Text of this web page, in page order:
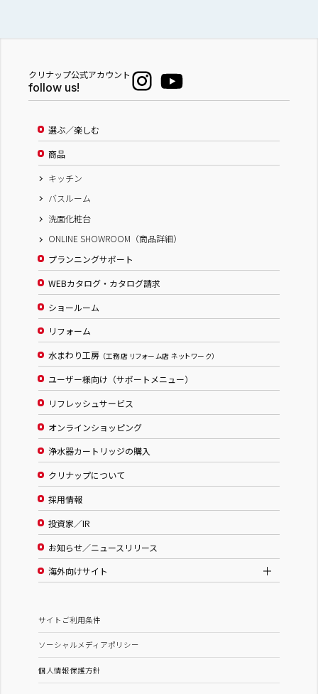
クリナップ公式アカウント
follow us!
選ぶ／楽しむ
商品
キッチン
バスルーム
洗面化粧台
ONLINE SHOWROOM（商品詳細）
プランニングサポート
WEBカタログ・カタログ請求
ショールーム
リフォーム
水まわり工房 （工務店 リフォーム店 ネットワーク）
ユーザー様向け（サポートメニュー）
リフレッシュサービス
オンラインショッピング
浄水器カートリッジの購入
クリナップについて
採用情報
投資家／IR
お知らせ／ニュースリリース
海外向けサイト
サイトご利用条件
ソーシャルメディアポリシー
個人情報保護方針